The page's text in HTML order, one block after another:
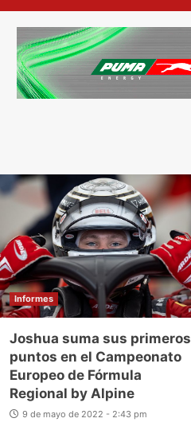
Informes
Joshua suma sus primeros
puntos en el Campeonato
Europeo de Fórmula
Regional by Alpine
9 de mayo de 2022 - 2:43 pm